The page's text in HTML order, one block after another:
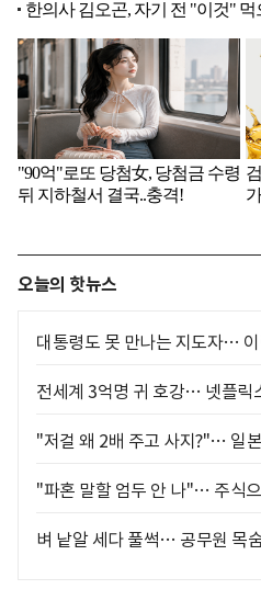
오늘의 핫뉴스
대통령도 못 만나는 지도자…
전세계 3억명 귀 호강… 넷플릭
"저걸 왜 2배 주고 사지?"… 일
"파혼 말할 엄두 안 나"… 주식
벼 낱알 세다 풀썩… 공무원 목